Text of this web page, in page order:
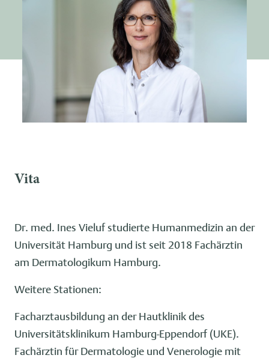
Vita
Dr. med. Ines Vieluf studierte Humanmedizin an der
Universität Hamburg und ist seit 2018 Fachärztin
am Dermatologikum Hamburg.
Weitere Stationen:
Facharztausbildung an der Hautklinik des
Universitätsklinikum Hamburg-Eppendorf (UKE).
Fachärztin für Dermatologie und Venerologie mit